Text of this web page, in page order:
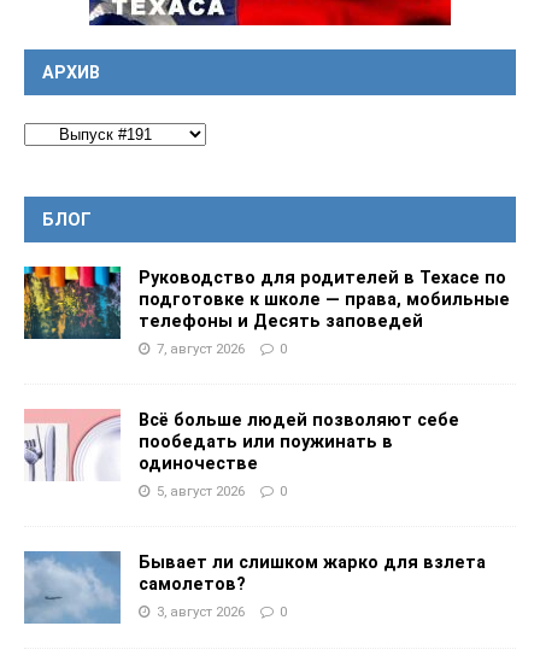
АРХИВ
БЛОГ
Руководство для родителей в Техасе по
подготовке к школе — права, мобильные
телефоны и Десять заповедей
7, август 2026 0
Всё больше людей позволяют себе
пообедать или поужинать в
одиночестве
5, август 2026 0
Бывает ли слишком жарко для взлета
самолетов?
3, август 2026 0